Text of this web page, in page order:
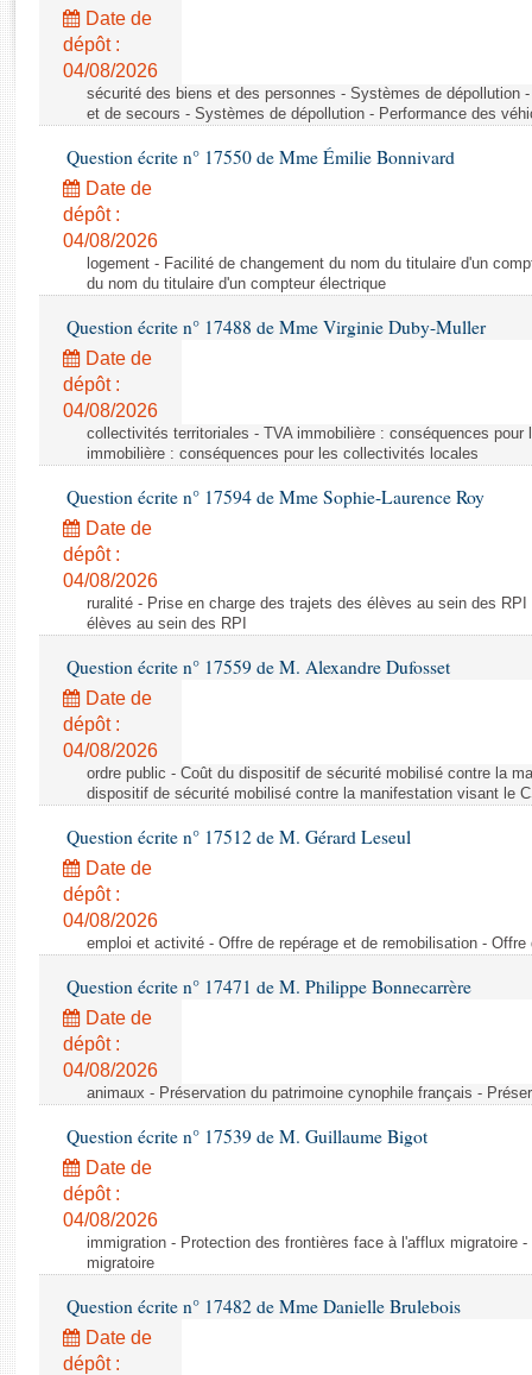
Rapports législatifs
Rapports sur l'application des lois
Baromètre de l’application des lois
Dossiers législatifs
Budget et sécurité sociale
Questions écrites et orales
Comptes rendus des débats
Date de
dépôt :
04/08/2026
sécurité des biens et des personnes - Systèmes de dépollution
et de secours - Systèmes de dépollution - Performance des
Question écrite n° 17550 de Mme Émilie Bonnivard
Date de
dépôt :
04/08/2026
logement - Facilité de changement du nom du titulaire d'un
du nom du titulaire d'un compteur électrique
Question écrite n° 17488 de Mme Virginie Duby-Muller
Date de
dépôt :
04/08/2026
collectivités territoriales - TVA immobilière : conséquences
immobilière : conséquences pour les collectivités locales
Question écrite n° 17594 de Mme Sophie-Laurence Roy
Date de
dépôt :
04/08/2026
ruralité - Prise en charge des trajets des élèves au sein des
élèves au sein des RPI
Question écrite n° 17559 de M. Alexandre Dufosset
Date de
dépôt :
04/08/2026
ordre public - Coût du dispositif de sécurité mobilisé contre la
dispositif de sécurité mobilisé contre la manifestation visant le
Question écrite n° 17512 de M. Gérard Leseul
Date de
dépôt :
04/08/2026
emploi et activité - Offre de repérage et de remobilisation -
Question écrite n° 17471 de M. Philippe Bonnecarrère
Date de
dépôt :
04/08/2026
animaux - Préservation du patrimoine cynophile français -
Question écrite n° 17539 de M. Guillaume Bigot
Date de
dépôt :
04/08/2026
immigration - Protection des frontières face à l'afflux migratoire
migratoire
Question écrite n° 17482 de Mme Danielle Brulebois
Date de
dépôt :